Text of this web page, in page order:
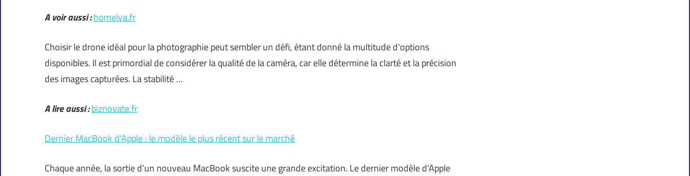
A voir aussi :homelya.fr
Choisir le drone idéal pour la photographie peut sembler un défi, étant donné la multitude d’options
disponibles. Il est primordial de considérer la qualité de la caméra, car elle détermine la clarté et la précision
des images capturées. La stabilité …
A lire aussi :biznovate.fr
Dernier MacBook d’Apple : le modèle le plus récent sur le marché
Chaque année, la sortie d’un nouveau MacBook suscite une grande excitation. Le dernier modèle d’Apple